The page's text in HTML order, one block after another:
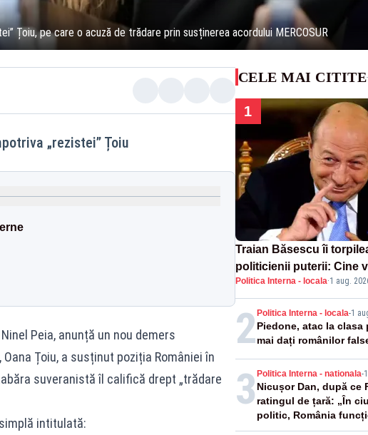
Țoiu, pe care o acuză de trădare prin susținerea acordului MERCOSUR
„rezistei” Țoiu
Peia, anunță un nou demers
Țoiu, a susținut poziția României în
suveranistă îl califică drept „trădare
intitulată:
CELE MAI CITITE
1
Traian Băsescu îi
politicienii puterii: Cine
înseamnă să fii prost, se
România
Politica Interna - locala·1 aug.
2 Politica Interna - locala-1
Piedone, atac la clasa
mai dați românilor
3 Politica Interna - nationala-
Nicușor Dan, după ce
ratingul de țară: „În
politic, România